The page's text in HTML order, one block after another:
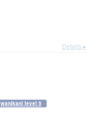
Details ▸
wanikani level 5